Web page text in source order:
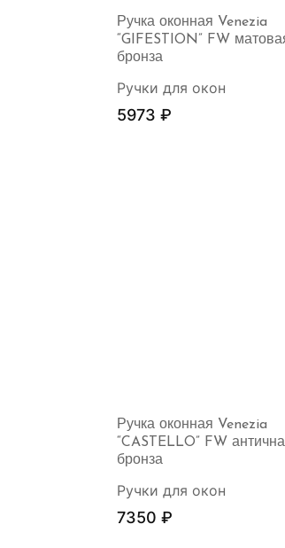
Ручка оконная Venezia
“GIFESTION” FW
бронза
Ручки для окон
5973 ₽
Ручка оконная Venezia
“CASTELLO” FW
бронза
Ручки для окон
7350 ₽